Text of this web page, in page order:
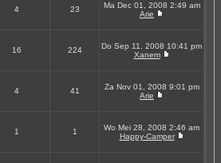
4 23
Ma Dec 01, 2008 2:49 am
Arie
16 224
Do Sep 11, 2008 10:41 pm
Xanem
4 41
Za Nov 01, 2008 9:01 pm
Arie
1 1
Wo Mei 28, 2008 2:46 am
Happy-Camper